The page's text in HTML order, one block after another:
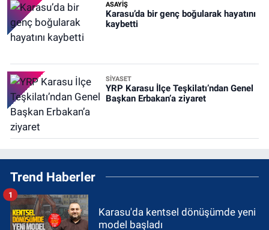
ASAYİŞ
Karasu’da bir genç boğularak hayatını
kaybetti
SİYASET
YRP Karasu İlçe Teşkilatı’ndan Genel
Başkan Erbakan’a ziyaret
Trend Haberler
Karasu'da kentsel dönüşümde yeni
model başladı
1